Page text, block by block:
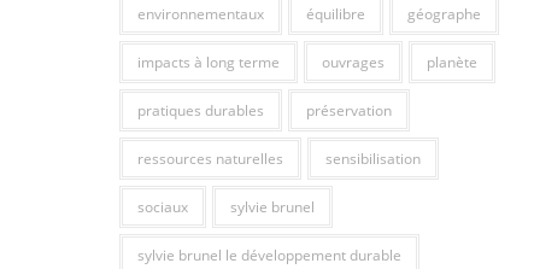
environnementaux équilibre géographe
impacts à long terme ouvrages planète
pratiques durables préservation
ressources naturelles sensibilisation
sociaux sylvie brunel
sylvie brunel le développement durable